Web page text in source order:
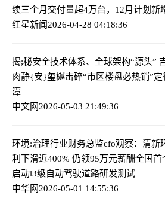
续三个月交付量超4万台，12月计划新
红星新闻2026-04-28 04:18:36
揭;秘安全技术体系、全球架构“源头”
肉静{安}玺樾击碎“市区楼盘必热销”
潭
中文网2026-05-03 21:49:36
环境:治理行业财务总监cfo观察：清新
利下滑近400% 仍领95万元薪酬全国首
启动l3级自动驾驶道路研发测试
中华网2026-05-01 14:55:36